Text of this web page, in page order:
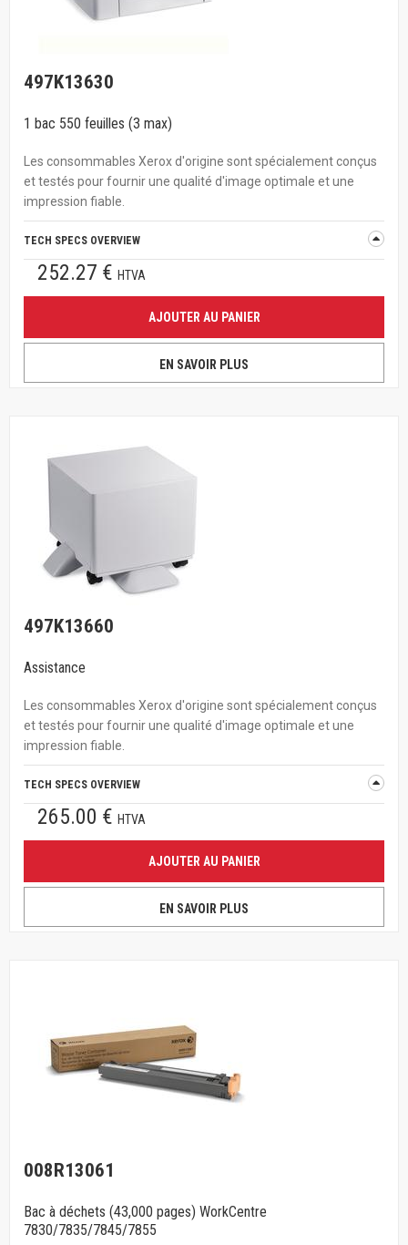
497K13630
1 bac 550 feuilles (3 max)
Les consommables Xerox d'origine sont spécialement conçus
et testés pour fournir une qualité d'image optimale et une
impression fiable.
TECH SPECS OVERVIEW
252.27 € HTVA
AJOUTER AU PANIER
EN SAVOIR PLUS
497K13660
Assistance
Les consommables Xerox d'origine sont spécialement conçus
et testés pour fournir une qualité d'image optimale et une
impression fiable.
TECH SPECS OVERVIEW
265.00 € HTVA
AJOUTER AU PANIER
EN SAVOIR PLUS
008R13061
Bac à déchets (43,000 pages) WorkCentre
7830/7835/7845/7855